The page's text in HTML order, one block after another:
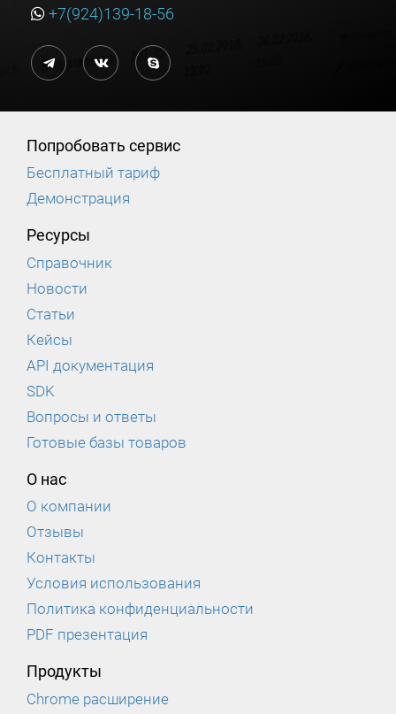
+7(924)139-18-56
Попробовать сервис
Бесплатный тариф
Демонстрация
Ресурсы
Справочник
Новости
Статьи
Кейсы
API документация
SDK
Вопросы и ответы
Готовые базы товаров
О нас
О компании
Отзывы
Контакты
Условия использования
Политика конфиденциальности
PDF презентация
Продукты
Chrome расширение